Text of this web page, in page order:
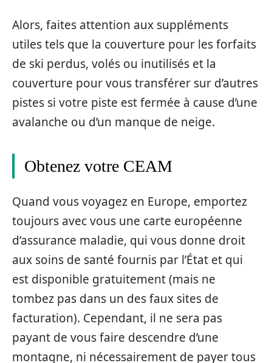
Alors, faites attention aux suppléments
utiles tels que la couverture pour les forfaits
de ski perdus, volés ou inutilisés et la
couverture pour vous transférer sur d’autres
pistes si votre piste est fermée à cause d’une
avalanche ou d’un manque de neige.
Obtenez votre CEAM
Quand vous voyagez en Europe, emportez
toujours avec vous une carte européenne
d’assurance maladie, qui vous donne droit
aux soins de santé fournis par l’État et qui
est disponible gratuitement (mais ne
tombez pas dans un des faux sites de
facturation). Cependant, il ne sera pas
payant de vous faire descendre d’une
montagne, ni nécessairement de payer tous